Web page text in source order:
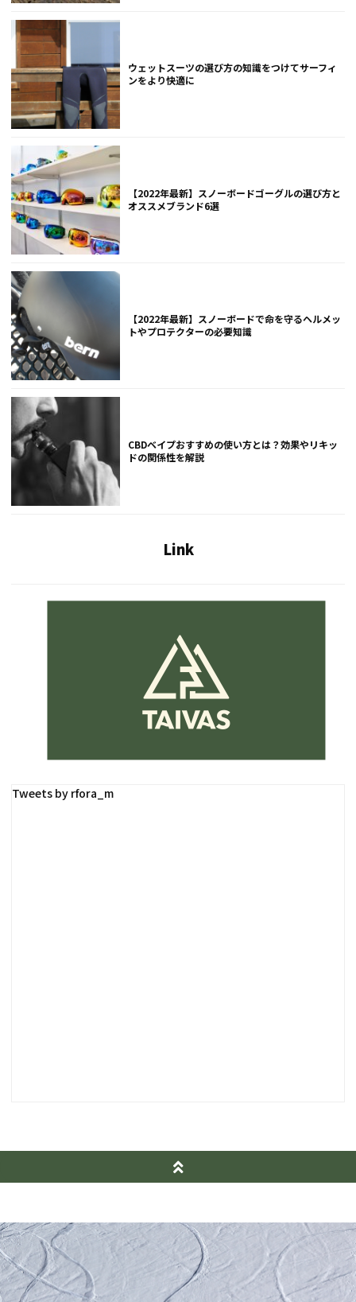
ウェットスーツの選び方の知識をつけてサーフィ
ンをより快適に
【2022年最新】スノーボードゴーグルの選び方と
オススメブランド6選
【2022年最新】スノーボードで命を守るヘルメッ
トやプロテクターの必要知識
CBDベイプおすすめの使い方とは？効果やリキッ
ドの関係性を解説
Link
Tweets by rfora_m